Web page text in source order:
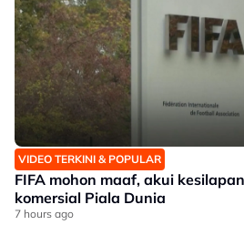
VIDEO TERKINI & POPULAR
FIFA mohon maaf, akui
komersial Piala Dunia
7 hours ago